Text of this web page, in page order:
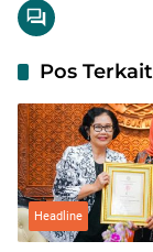
Pos Terkait
Headline